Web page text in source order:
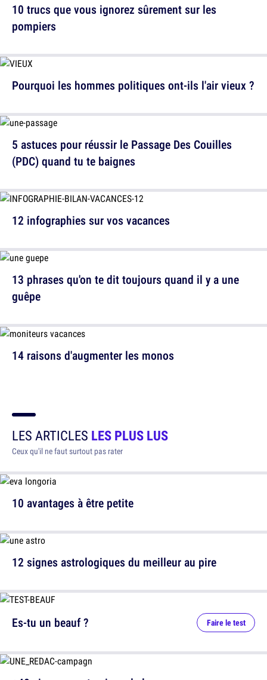
10 trucs que vous ignorez sûrement sur les
pompiers
5 astuces pour réussir le Passage Des Couilles
(PDC) quand tu te baignes
13 phrases qu'on te dit toujours quand il y a une
guêpe
Pourquoi les hommes politiques ont-ils l'air vieux ?
12 infographies sur vos vacances
14 raisons d'augmenter les monos
LES ARTICLES LES PLUS LUS
Ceux qu'il ne faut surtout pas rater
10 avantages à être petite
12 signes astrologiques du meilleur au pire
Es-tu un beauf ? Faire le test